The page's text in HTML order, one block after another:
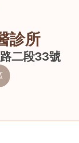
診所
二段33號